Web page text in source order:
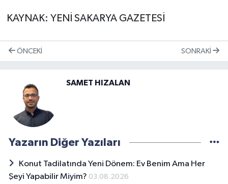
KAYNAK: YENİ SAKARYA GAZETESİ
ÖNCEKI SONRAKI
SAMET HIZALAN
Yazarın Diğer Yazıları
Konut Tadilatında Yeni Dönem: Ev Benim Ama Her
Şeyi Yapabilir Miyim? 03.08.2026